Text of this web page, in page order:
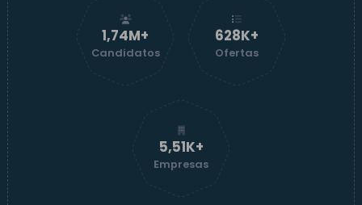
1,74M+
Candidatos
629K+
Ofertas
5,51K+
Empresas